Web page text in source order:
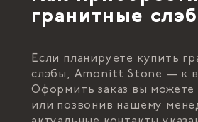
гранитные
Если планируете купить
слэбы, Amonitt Stone — к
Оформить заказ вы можете
или позвонив нашему